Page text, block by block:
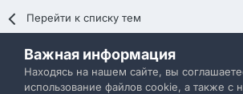
Перейти к списку тем
Политика конфиденциальности
IBResource
Важная информация
Находясь на нашем сайте, вы
использование файлов cookie, а также с